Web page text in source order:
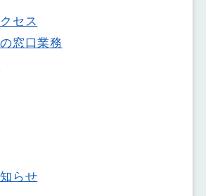
セス
窓口業務
らせ